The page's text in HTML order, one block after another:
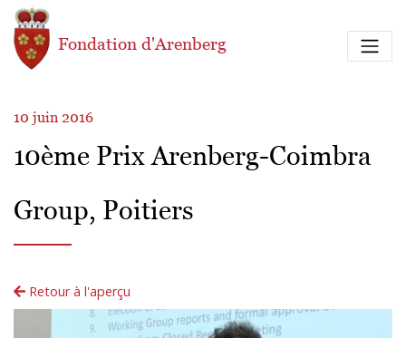
Aller au contenu principal
Fondation d'Arenberg
10 juin 2016
10ème Prix Arenberg-Coimbra
Group, Poitiers
Retour à l'aperçu